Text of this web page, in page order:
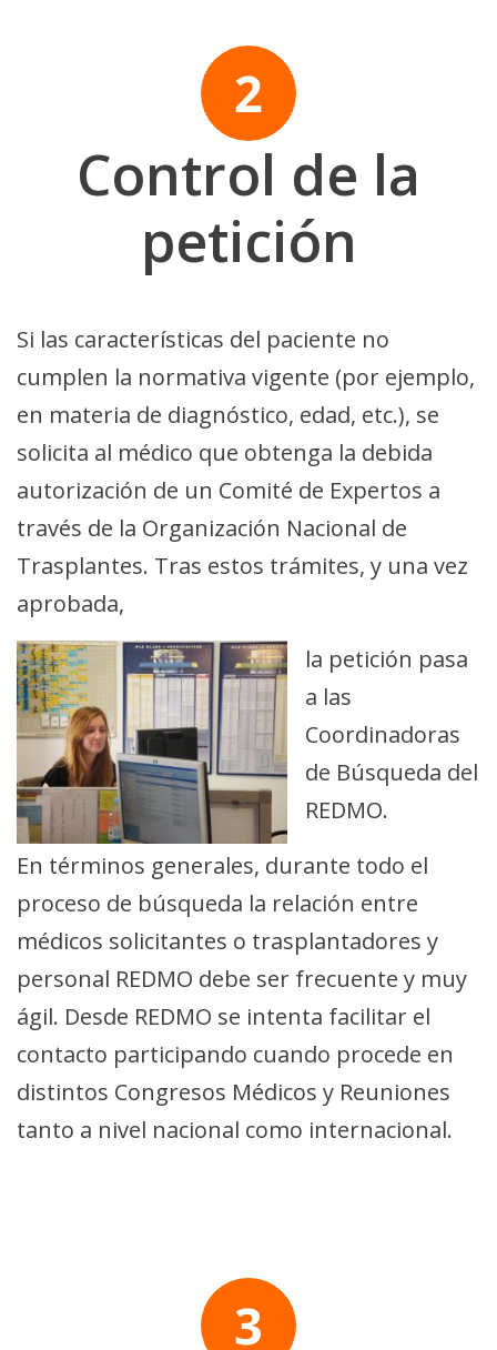
Control de la
petición
Si las características del paciente no
cumplen la normativa vigente (por ejemplo,
en materia de diagnóstico, edad, etc.), se
solicita al médico que obtenga la debida
autorización de un Comité de Expertos a
través de la Organización Nacional de
Trasplantes. Tras estos trámites, y una vez
aprobada,
la petición pasa
a las
Coordinadoras
de Búsqueda del
REDMO.
En términos generales, durante todo el
proceso de búsqueda la relación entre
médicos solicitantes o trasplantadores y
personal REDMO debe ser frecuente y muy
ágil. Desde REDMO se intenta facilitar el
contacto participando cuando procede en
distintos Congresos Médicos y Reuniones
tanto a nivel nacional como internacional.